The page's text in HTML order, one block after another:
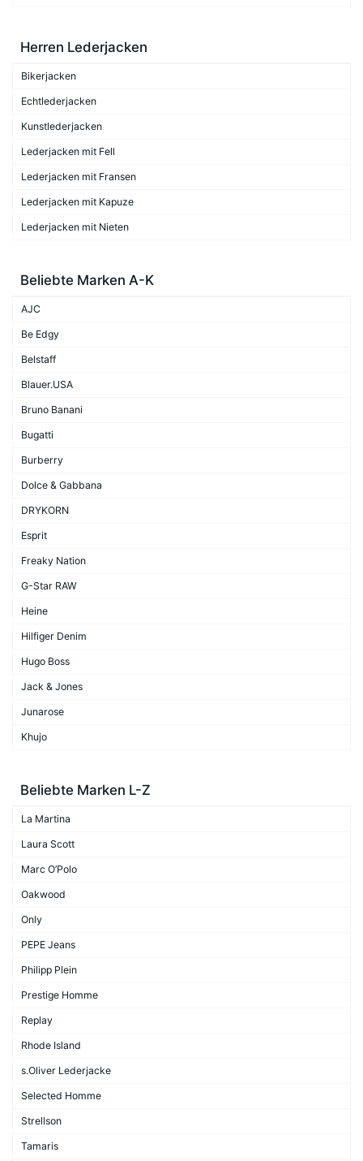
Herren Lederjacken
Bikerjacken
Echtlederjacken
Kunstlederjacken
Lederjacken mit Fell
Lederjacken mit Fransen
Lederjacken mit Kapuze
Lederjacken mit Nieten
Beliebte Marken A-K
AJC
Be Edgy
Belstaff
Blauer.USA
Bruno Banani
Bugatti
Burberry
Dolce & Gabbana
DRYKORN
Esprit
Freaky Nation
G-Star RAW
Heine
Hilfiger Denim
Hugo Boss
Jack & Jones
Junarose
Khujo
Beliebte Marken L-Z
La Martina
Laura Scott
Marc O’Polo
Oakwood
Only
PEPE Jeans
Philipp Plein
Prestige Homme
Replay
Rhode Island
s.Oliver Lederjacke
Selected Homme
Strellson
Tamaris